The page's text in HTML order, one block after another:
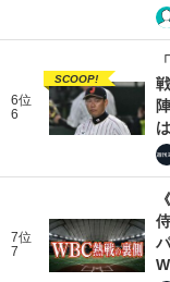
6位
6
SCOOP!
7位
7